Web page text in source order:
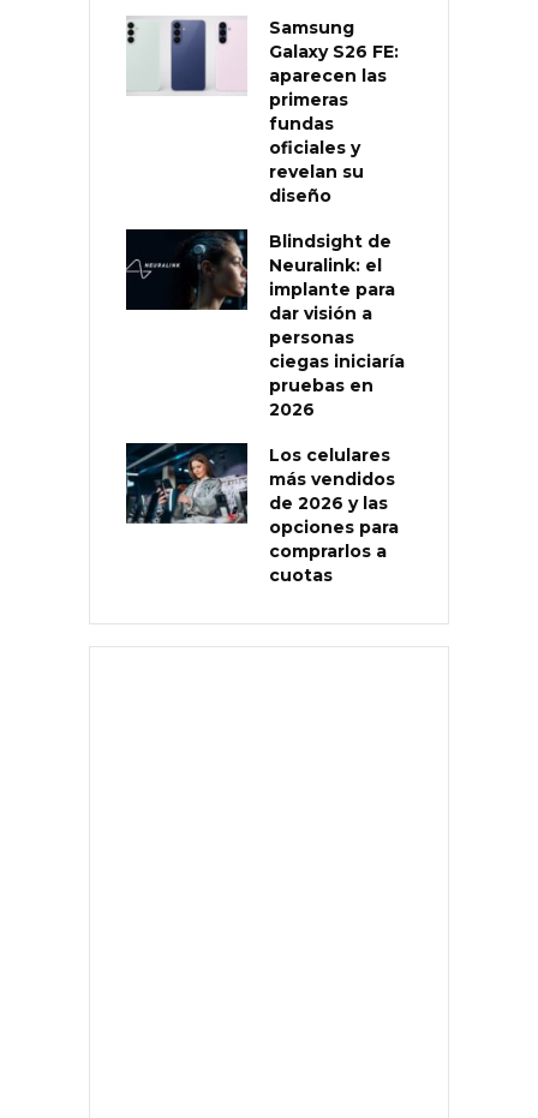
Samsung
Galaxy S26 FE:
aparecen las
primeras
fundas
oficiales y
revelan su
diseño
Blindsight de
Neuralink: el
implante para
dar visión a
personas
ciegas iniciaría
pruebas en
2026
Los celulares
más vendidos
de 2026 y las
opciones para
comprarlos a
cuotas